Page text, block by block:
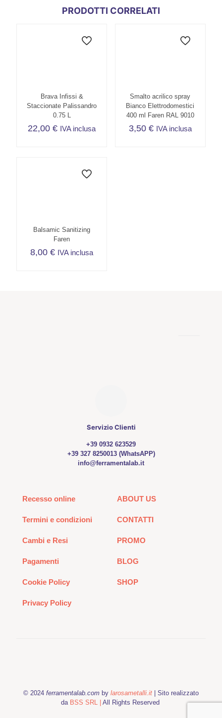
PRODOTTI CORRELATI
Brava Infissi &
Staccionate Palissandro
0.75 L
22,00€ IVA inclusa
Smalto acrilico spray
Bianco Elettrodomestici
400 ml Faren RAL 9010
3,50 € IVA inclusa
Balsamic Sanitizing
Faren
8,00€ IVA inclusa
Servizio Clienti
+39 0932 623529
+39 327 8250013 (WhatsAPP)
info@ferramentalab.it
Recesso online
Termini e condizioni
Cambi e Resi
Pagamenti
Cookie Policy
Privacy Policy
ABOUT US
CONTATTI
PROMO
BLOG
SHOP
© 2024 ferramentalab.com by larosametalli.it | Sito realizzato
da BSS SRL |All Rights Reserved